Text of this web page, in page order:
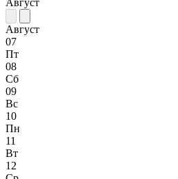
Август
Август
07
Пт
08
Сб
09
Вс
10
Пн
11
Вт
12